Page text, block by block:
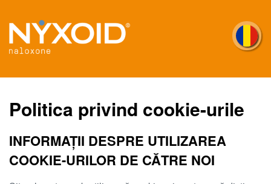
conținutul
principal
Politica privind cookie-urile
INFORMAȚII DESPRE UTILIZAREA
COOKIE-URILOR DE CĂTRE NOI